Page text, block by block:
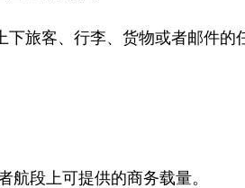
旅客、行李、货物或者邮件的
段上可提供的商务载量。